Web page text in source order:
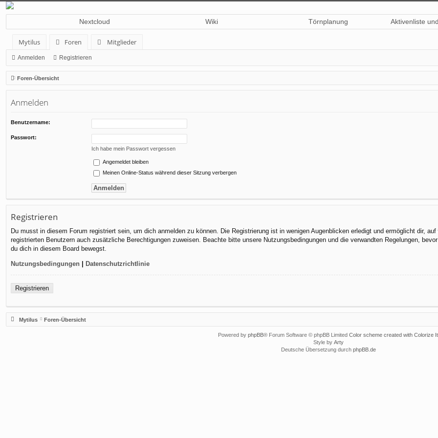
Nextcloud Wiki Törnplanung Aktivenliste
Mytilus Foren
Mitglieder
Anmelden Registrieren
Foren-Übersicht
Anmelden
Benutzername:
Passwort:
Ich habe mein Passwort vergessen
Angemeldet bleiben
Meinen Online-Status während dieser Sitzung verbergen
Registrieren
Du musst in diesem Forum registriert sein, um dich anmelden zu können. Die Registrierung ist in wenigen Augenblicken erledigt und ermöglicht dir,
registrierten Benutzern auch zusätzliche Berechtigungen zuweisen. Beachte bitte unsere Nutzungsbedingungen und die verwandten Regelungen,
du dich in diesem Board bewegst.
Nutzungsbedingungen | Datenschutzrichtlinie
Registrieren
Mytilus Foren-Übersicht
Powered by phpBB® Forum Software © phpBB Limited Color scheme created with Colorize It.
Style by Arty
Deutsche Übersetzung durch phpBB.de